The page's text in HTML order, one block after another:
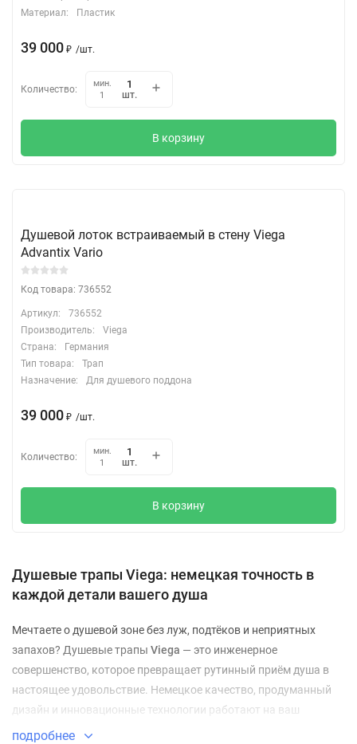
Материал:
Пластик
39 000 ₽ /шт.
Количество:
мин.
1
шт.
В корзину
Душевой лоток встраиваемый в стену Viega
Advantix Vario
Код товара: 736552
Артикул:
736552
Производитель:
Viega
Страна:
Германия
Тип товара:
Трап
Назначение:
Для душевого поддона
39 000 ₽ /шт.
Количество:
мин.
1
шт.
В корзину
Душевые трапы Viega: немецкая точность в
каждой детали вашего душа
Мечтаете о душевой зоне без луж, подтёков и неприятных
запахов? Душевые трапы Viega — это инженерное
совершенство, которое превращает рутинный приём душа в
настоящее удовольствие. Немецкое качество, продуманный
дизайн и инновационные технологии работают на ваш
комфорт каждый день.
подробнее